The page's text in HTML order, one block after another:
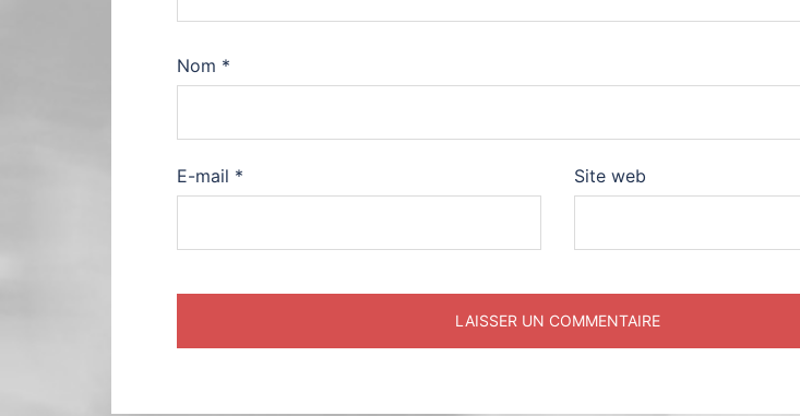
Nom *
E-mail * Site web